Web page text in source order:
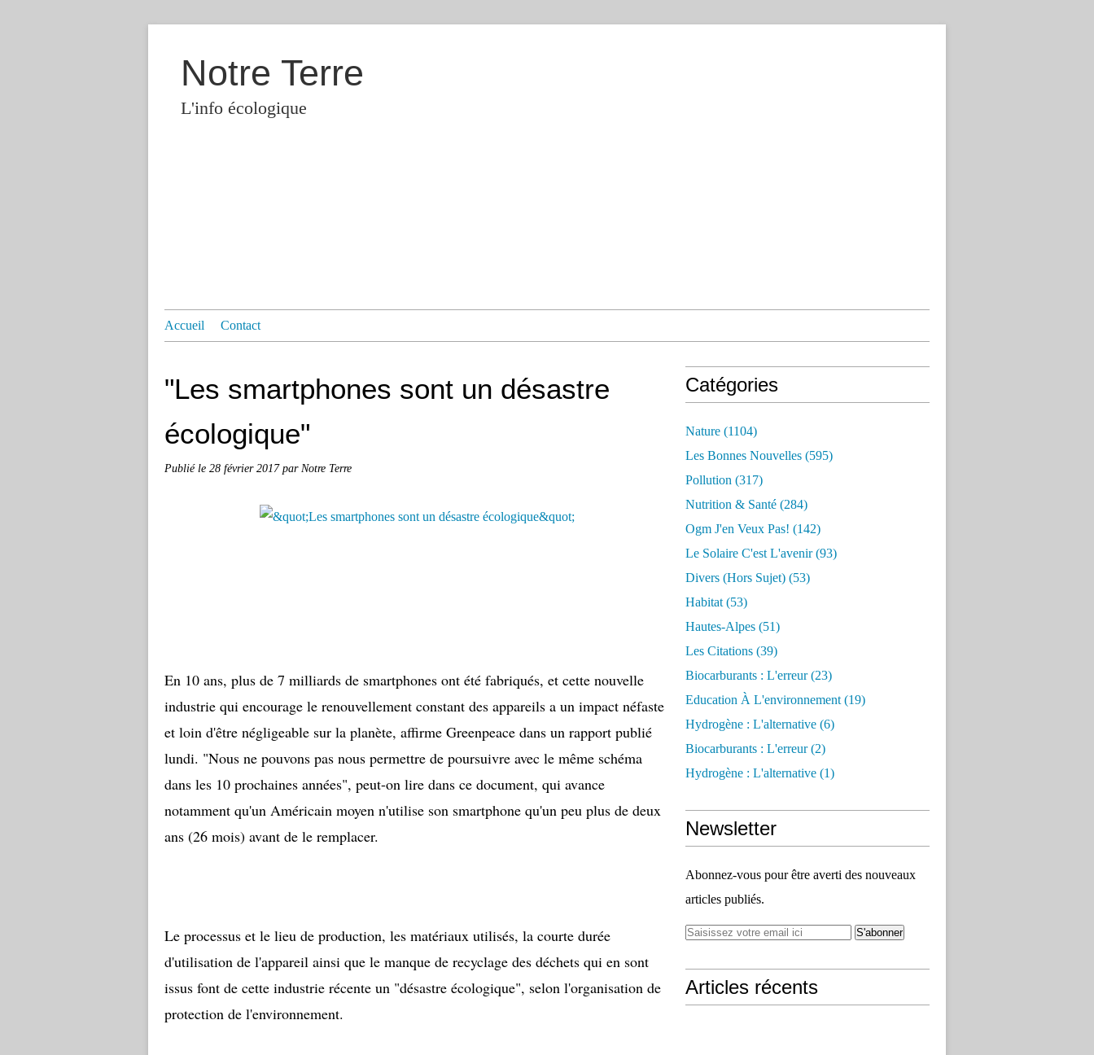
Notre Terre
L'info écologique
Accueil Contact
"Les smartphones sont un désastre
écologique"
Publié le 28 février 2017par Notre Terre
En 10 ans, plus de 7 milliards de smartphones ont été fabriqués, et cette nouvelle
industrie qui encourage le renouvellement constant des appareils a un impact néfaste
et loin d'être négligeable sur la planète, affirme Greenpeace dans un rapport publié
lundi. "Nous ne pouvons pas nous permettre de poursuivre avec le même schéma
dans les 10 prochaines années", peut-on lire dans ce document, qui avance
notamment qu'un Américain moyen n'utilise son smartphone qu'un peu plus de deux
ans (26 mois) avant de le remplacer.
Le processus et le lieu de production, les matériaux utilisés, la courte durée
d'utilisation de l'appareil ainsi que le manque de recyclage des déchets qui en sont
issus font de cette industrie récente un "désastre écologique", selon l'organisation de
protection de l'environnement.
Catégories
Nature (1104)
Les Bonnes Nouvelles (595)
Pollution (317)
Nutrition & Santé (284)
Ogm J'en Veux Pas! (142)
Le Solaire C'est L'avenir(93)
Divers (hors Sujet) (53)
Habitat (53)
Hautes-Alpes (51)
Les Citations (39)
Biocarburants : L'erreur(23)
Education À L'environnement (19)
Hydrogène : L'alternative (6)
Biocarburants : L'erreur(2)
Hydrogène : L'alternative (1)
Newsletter
Abonnez-vous pour être averti des nouveaux
articles publiés.
Articles récents